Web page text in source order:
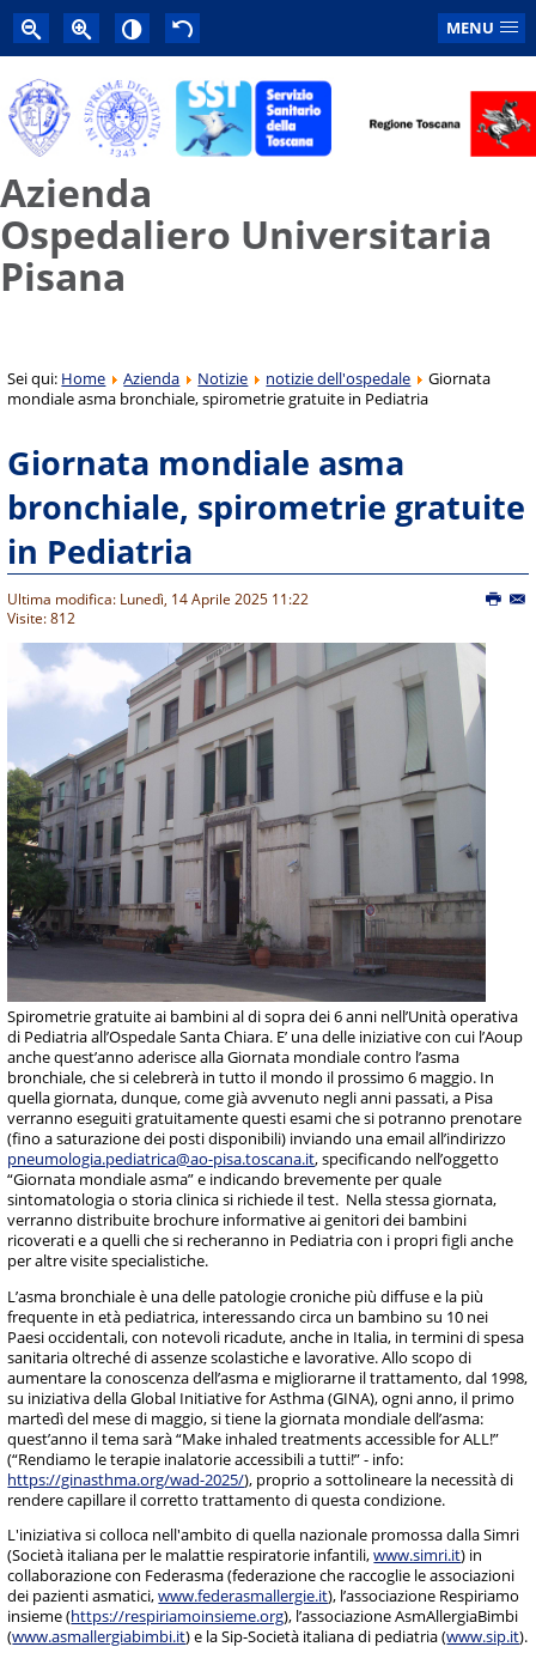
MENU
Azienda
Ospedaliero Universitaria
Pisana
Sei qui: Home Azienda Notizie notizie dell'ospedale
Giornata
mondiale asma bronchiale, spirometrie gratuite in Pediatria
Giornata mondiale asma
bronchiale, spirometrie gratuite
in Pediatria
Ultima modifica: Lunedì, 14 Aprile 2025 11:22
Visite: 812
Spirometrie gratuite ai bambini al di sopra dei 6 anni nell’Unità operativa
di Pediatria all’Ospedale Santa Chiara. E’ una delle iniziative con cui l’Aoup
anche quest’anno aderisce alla Giornata mondiale contro l’asma
bronchiale, che si celebrerà in tutto il mondo il prossimo 6 maggio. In
quella giornata, dunque, come già avvenuto negli anni passati, a Pisa
verranno eseguiti gratuitamente questi esami che si potranno prenotare
(fino a saturazione dei posti disponibili) inviando una email all’indirizzo
pneumologia.pediatrica@ao-pisa.toscana.it, specificando nell’oggetto
“Giornata mondiale asma” e indicando brevemente per quale
sintomatologia o storia clinica si richiede il test. Nella stessa giornata,
verranno distribuite brochure informative ai genitori dei bambini
ricoverati e a quelli che si recheranno in Pediatria con i propri figli anche
per altre visite specialistiche.
L’asma bronchiale è una delle patologie croniche più diffuse e la più
frequente in età pediatrica, interessando circa un bambino su 10 nei
Paesi occidentali, con notevoli ricadute, anche in Italia, in termini di spesa
sanitaria oltreché di assenze scolastiche e lavorative. Allo scopo di
aumentare la conoscenza dell’asma e migliorarne il trattamento, dal 1998,
su iniziativa della Global Initiative for Asthma (GINA), ogni anno, il primo
martedì del mese di maggio, si tiene la giornata mondiale dell’asma:
quest’anno il tema sarà “Make inhaled treatments accessible for ALL!”
(“Rendiamo le terapie inalatorie accessibili a tutti!” - info:
https://ginasthma.org/wad-2025/), proprio a sottolineare la necessità di
rendere capillare il corretto trattamento di questa condizione.
L'iniziativa si colloca nell'ambito di quella nazionale promossa dalla Simri
(Società italiana per le malattie respiratorie infantili,www.simri.it) in
collaborazione con Federasma (federazione che raccoglie le associazioni
dei pazienti asmatici,www.federasmallergie.it), l’associazione Respiriamo
insieme (https://respiriamoinsieme.org), l’associazione AsmAllergiaBimbi
(www.asmallergiabimbi.it) e la Sip-Società italiana di pediatria (www.sip.it).